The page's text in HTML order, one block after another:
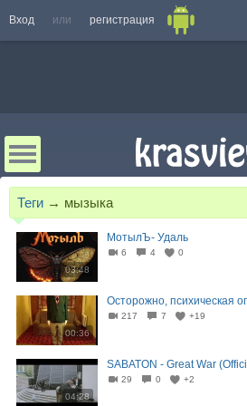
Вход или регистрация
Теги → мызыка
03:48
МотылЪ- Удаль
6 4 0
00:36
Осторожно, психическая
217 7 +19
04:28
SABATON - Great War
29 0 +2